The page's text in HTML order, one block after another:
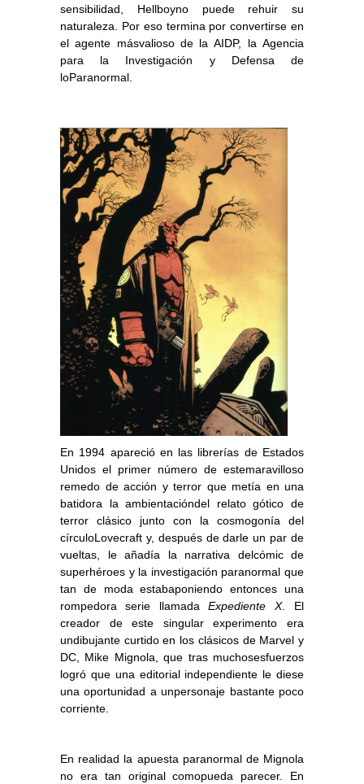
sensibilidad, Hellboyno puede rehuir su
naturaleza. Por eso termina por convertirse en
el agente másvalioso de la AIDP, la Agencia
para la Investigación y Defensa de
loParanormal.
En 1994 apareció en las librerías de Estados
Unidos el primer número de estemaravilloso
remedo de acción y terror que metía en una
batidora la ambientacióndel relato gótico de
terror clásico junto con la cosmogonía del
círculoLovecraft y, después de darle un par de
vueltas, le añadía la narrativa delcómic de
superhéroes y la investigación paranormal que
tan de moda estabaponiendo entonces una
rompedora serie llamada Expediente X. El
creador de este singular experimento era
undibujante curtido en los clásicos de Marvel y
DC, Mike Mignola, que tras muchosesfuerzos
logró que una editorial independiente le diese
una oportunidad a unpersonaje bastante poco
corriente.
En realidad la apuesta paranormal de Mignola
no era tan original comopueda parecer. En